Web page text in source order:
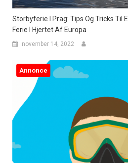
Storbyferie I Prag: Tips Og Tricks Til
Ferie I Hjertet Af Europa
november 14, 2022
Annonce